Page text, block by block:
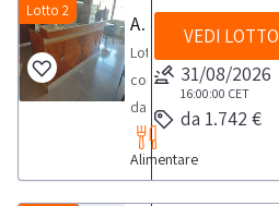
Lotto 2
Arredamento e attrezzature da bar di albergo
Lotto
composta
da
Arredamento
e
Alimentare
VEDI LOTTO
31/08/2026
16:00:00 CET
da 1.742 €